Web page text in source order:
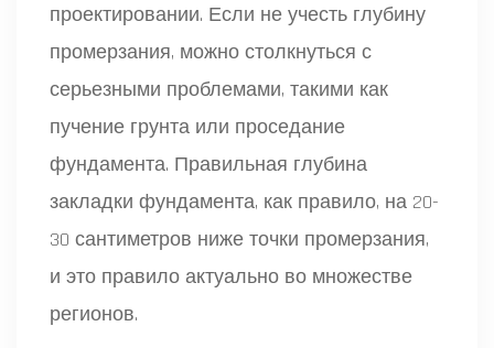
проектировании. Если не учесть глубину
промерзания, можно столкнуться с
серьезными проблемами, такими как
пучение грунта или проседание
фундамента. Правильная глубина
закладки фундамента, как правило, на 20-
30 сантиметров ниже точки промерзания,
и это правило актуально во множестве
регионов.